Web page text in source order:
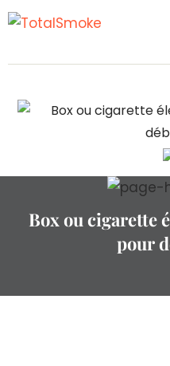
Box ou cigarette
pour